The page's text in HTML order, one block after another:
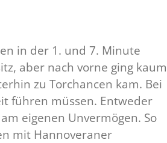
in der 1. und 7. Minute
aber nach vorne ging kaum
zu Torchancen kam. Bei
führen müssen. Entweder
eigenen Unvermögen. So
mit Hannoveraner